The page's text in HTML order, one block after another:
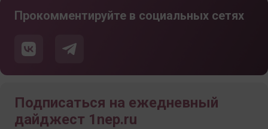
Прокомментируйте в социальных сетях
Подписаться на ежедневный
дайджест 1nep.ru